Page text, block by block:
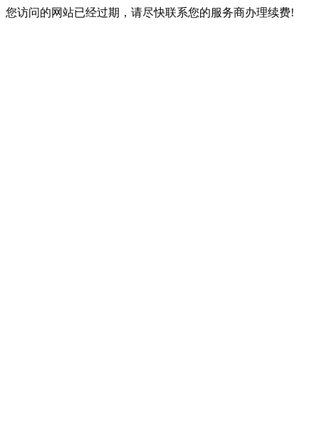
您访问的网站已经过期，请尽快联系您的服务商办理续费!